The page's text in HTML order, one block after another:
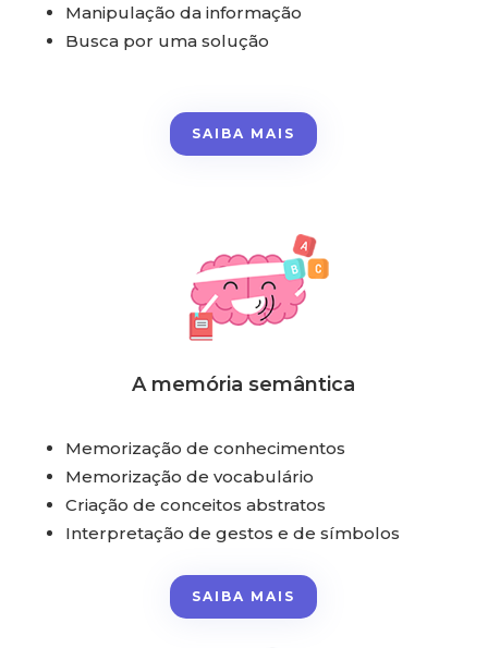
Manipulação da informação
Busca por uma solução
SAIBA MAIS
A memória semântica
Memorização de conhecimentos
Memorização de vocabulário
Criação de conceitos abstratos
Interpretação de gestos e de símbolos
SAIBA MAIS